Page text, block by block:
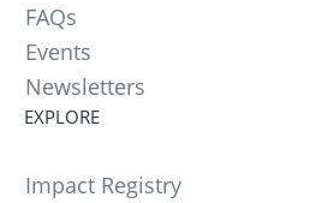
FAQs
Events
Newsletters
EXPLORE
Impact Registry